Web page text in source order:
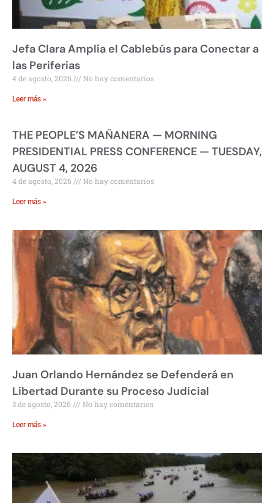
Jefa Clara Amplía el Cablebús para Conectar a
las Periferias
4 de agosto, 2026 No hay comentarios
Leer más »
THE PEOPLE’S MAÑANERA — MORNING
PRESIDENTIAL PRESS CONFERENCE — TUESDAY,
AUGUST 4, 2026
4 de agosto, 2026 No hay comentarios
Leer más »
Juan Orlando Hernández se Defenderá en
Libertad Durante su Proceso Judicial
3 de agosto, 2026 No hay comentarios
Leer más »